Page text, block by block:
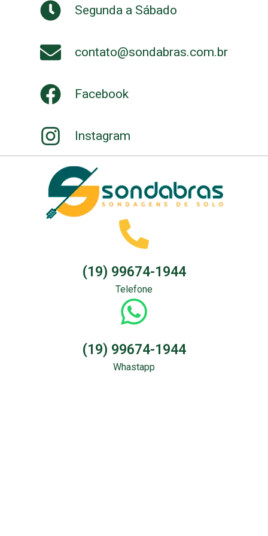
Segunda a Sábado
contato@sondabras.com.br
Facebook
Instagram
(19) 99674-1944
Telefone
(19) 99674-1944
Whastapp